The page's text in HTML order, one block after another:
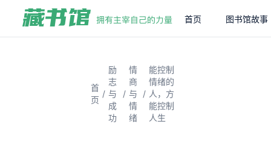
首页 图书馆故事
首
页
/
励
志
与
成
功
/
情
商
与
情
绪
/
能控制
情绪的
人，方
能控制
人生